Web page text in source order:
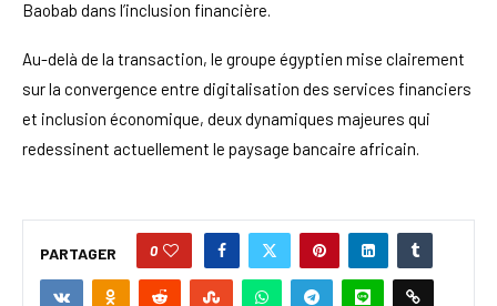
Baobab dans l’inclusion financière.
Au-delà de la transaction, le groupe égyptien mise clairement
sur la convergence entre digitalisation des services financiers
et inclusion économique, deux dynamiques majeures qui
redessinent actuellement le paysage bancaire africain.
PARTAGER 0